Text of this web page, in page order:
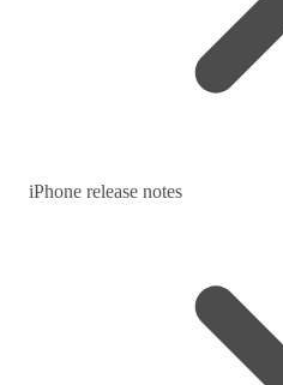
iPhone release notes